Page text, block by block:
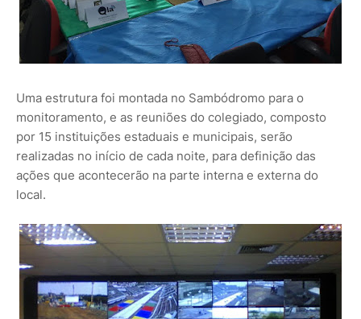
Uma estrutura foi montada no Sambódromo para o
monitoramento, e as reuniões do colegiado, composto
por 15 instituições estaduais e municipais, serão
realizadas no início de cada noite, para definição das
ações que acontecerão na parte interna e externa do
local.